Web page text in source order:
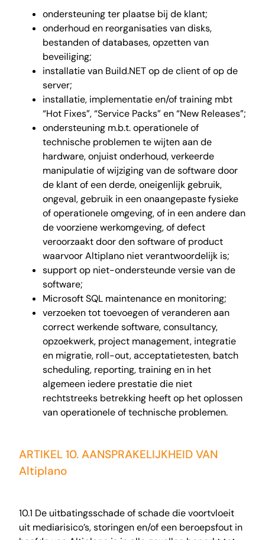
ondersteuning ter plaatse bij de klant;
onderhoud en reorganisaties van disks,
bestanden of databases, opzetten van
beveiliging;
installatie van Build.NET op de client of op de
server;
installatie, implementatie en/of training mbt
“Hot Fixes”, “Service Packs” en “New Releases”;
ondersteuning m.b.t. operationele of
technische problemen te wijten aan de
hardware, onjuist onderhoud, verkeerde
manipulatie of wijziging van de software door
de klant of een derde, oneigenlijk gebruik,
ongeval, gebruik in een onaangepaste fysieke
of operationele omgeving, of in een andere dan
de voorziene werkomgeving, of defect
veroorzaakt door den software of product
waarvoor Altiplano niet verantwoordelijk is;
support op niet-ondersteunde versie van de
software;
Microsoft SQL maintenance en monitoring;
verzoeken tot toevoegen of veranderen aan
correct werkende software, consultancy,
opzoekwerk, project management, integratie
en migratie, roll-out, acceptatietesten, batch
scheduling, reporting, training en in het
algemeen iedere prestatie die niet
rechtstreeks betrekking heeft op het oplossen
van operationele of technische problemen.
ARTIKEL 10. AANSPRAKELIJKHEID VAN
Altiplano
10.1 De uitbatingsschade of schade die voortvloeit
uit mediarisico’s, storingen en/of een beroepsfout in